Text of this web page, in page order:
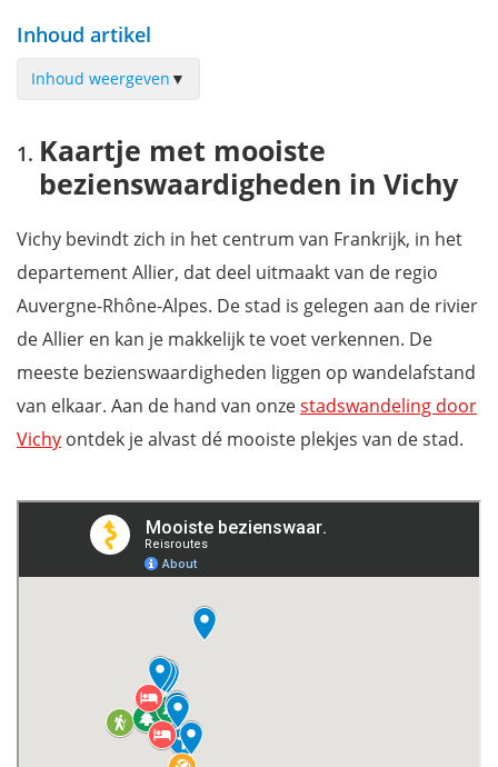
Inhoud artikel
Inhoud weergeven ▼
Berges de Bellerive-sur-Allier
Parc Kennedy
Parc Napoléon III
Parc des Sources
Galerie Fer à Cheval
Église Saint-Blaise de Vichy
Waar overnachten in Vichy?
Kaartje met mooiste
bezienswaardigheden in Vichy
Vichy bevindt zich in het centrum van Frankrijk, in het
departement Allier, dat deel uitmaakt van de regio
Auvergne-Rhône-Alpes. De stad is gelegen aan de rivier
de Allier en kan je makkelijk te voet verkennen. De
meeste bezienswaardigheden liggen op wandelafstand
van elkaar. Aan de hand van onzestadswandeling door
Vichy ontdek je alvast dé mooiste plekjes van de stad.